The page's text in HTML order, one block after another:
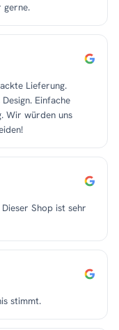
gerne.
Lieferung.
Einfache
Wir würden uns
Shop ist sehr
stimmt.